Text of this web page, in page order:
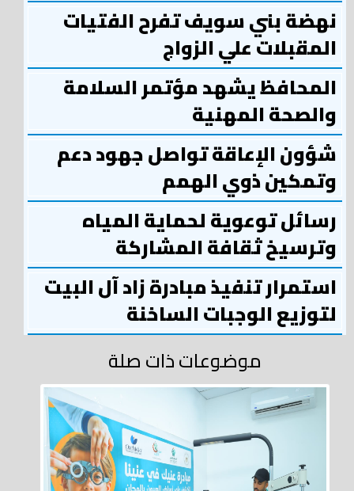
نهضة بني سويف تفرح الفتيات
المقبلات علي الزواج
المحافظ يشهد مؤتمر السلامة
والصحة المهنية
شؤون الإعاقة تواصل جهود دعم
وتمكين ذوي الهمم
رسائل توعوية لحماية المياه
وترسيخ ثقافة المشاركة
استمرار تنفيذ مبادرة زاد آل البيت
لتوزيع الوجبات الساخنة
موضوعات ذات صلة